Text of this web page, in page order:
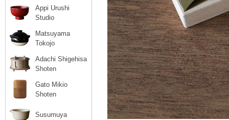
Appi Urushi
Studio
Matsuyama
Tokojo
Adachi Shigehisa
Shoten
Gato Mikio
Shoten
Susumuya